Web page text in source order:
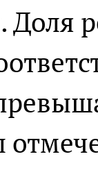
Доля